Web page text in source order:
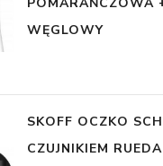
WĘGLOWY
SKOFF OCZKO
CZUJNIKIEM